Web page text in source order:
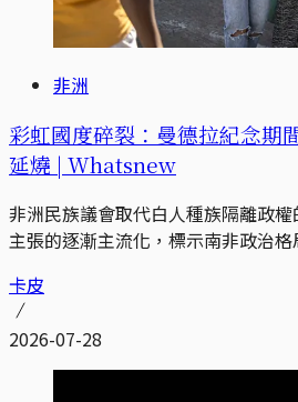
非洲
彩虹國度碎裂：曼德拉紀念期
延燒 | Whatsnew
非洲民族議會取代白人種族隔離政
主張的逐漸主流化，標示南非政治格
卡皮
2026-07-28